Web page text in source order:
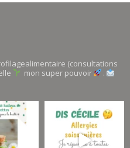
(consultations
mon super pouvoir
.